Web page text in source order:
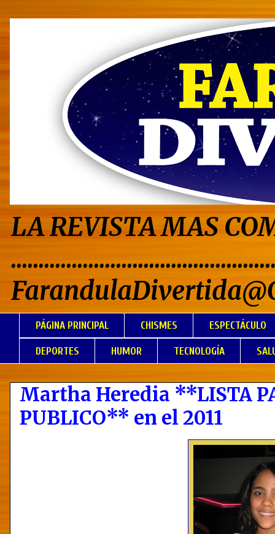
LA REVISTA MAS
PÁGINA PRINCIPAL CHISMES ESPECTÁCULO
DEPORTES HUMOR TECNOLOGÍA
Martha Heredia **LISTA
PUBLICO** en el 2011